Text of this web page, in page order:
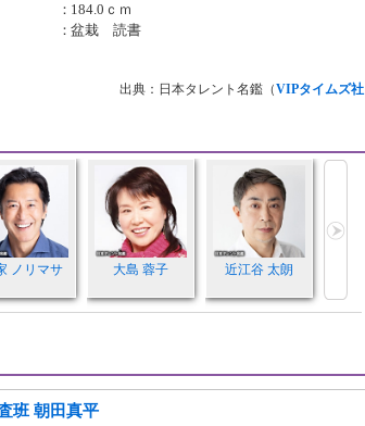
： 184.0ｃｍ
：盆栽 読書
出典：日本タレント名鑑（VIPタイムズ社
ノリマサ 大島 蓉子 近江谷 太朗
班 朝田真平